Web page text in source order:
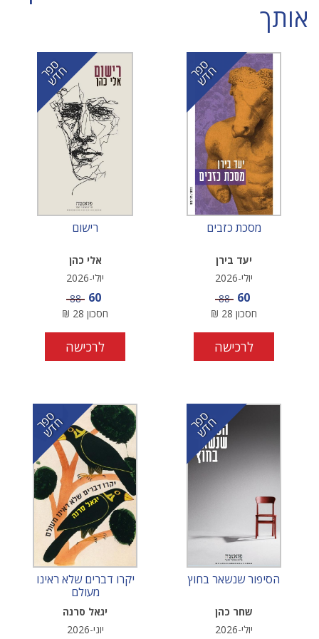
אותך
ס
פ
ר
ח
ד
ש
מסכת כזבים
יעד בירן
יולי-2026
מחיר מבצע
60 מחיר
88
חסכון 28
₪
לרכישה
ס
פ
ר
ח
ד
ש
רישום
אלי כהן
יולי-2026
מחיר מבצע
60 מחיר
88
חסכון 28
₪
לרכישה
ס
פ
ר
ח
ד
ש
הסיפור שנשאר בחוץ
שחר כהן
יולי-2026
ס
פ
ר
ח
ד
ש
יקרו דברים שלא ראינו
מעולם
יגאל סרנה
יוני-2026